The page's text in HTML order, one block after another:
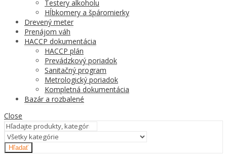
Testery alkoholu
Hĺbkomery a špáromierky
Drevený meter
Prenájom váh
HACCP dokumentácia
HACCP plán
Prevádzkový poriadok
Sanitačný program
Metrologický poriadok
Kompletná dokumentácia
Bazár a rozbalené
Close
Hľadať